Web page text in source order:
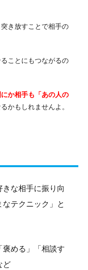
き放すことで相手の
ことにもつながるの
か相手も「あの人の
かもしれませんよ。
な相手に振り向
テクニック」と
める」「相談す
ど